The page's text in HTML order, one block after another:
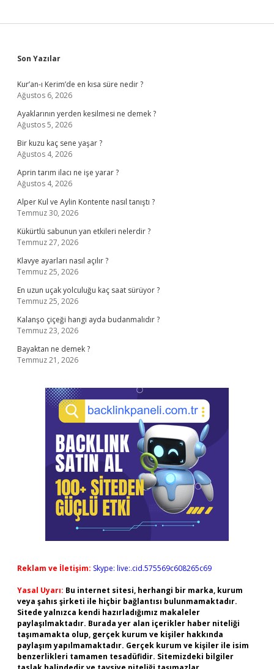
Sidebar
Son Yazılar
Kur’an-ı Kerim’de en kısa süre nedir ?
Ağustos 6, 2026
Ayaklarının yerden kesilmesi ne demek ?
Ağustos 5, 2026
Bir kuzu kaç sene yaşar ?
Ağustos 4, 2026
Aprin tarım ilacı ne işe yarar ?
Ağustos 4, 2026
Alper Kul ve Aylin Kontente nasıl tanıştı ?
Temmuz 30, 2026
Kükürtlü sabunun yan etkileri nelerdir ?
Temmuz 27, 2026
Klavye ayarları nasıl açılır ?
Temmuz 25, 2026
En uzun uçak yolculuğu kaç saat sürüyor ?
Temmuz 25, 2026
Kalanşo çiçeği hangi ayda budanmalıdır ?
Temmuz 23, 2026
Bayaktan ne demek ?
Temmuz 21, 2026
Reklam ve İletişim: Skype: live:.cid.575569c608265c69
Yasal Uyarı: Bu internet sitesi, herhangi bir marka, kurum
veya şahıs şirketi ile hiçbir bağlantısı bulunmamaktadır.
Sitede yalnızca kendi hazırladığımız makaleler
paylaşılmaktadır. Burada yer alan içerikler haber niteliği
taşımamakta olup, gerçek kurum ve kişiler hakkında
paylaşım yapılmamaktadır. Gerçek kurum ve kişiler ile isim
benzerlikleri tamamen tesadüfidir. Sitemizdeki bilgiler